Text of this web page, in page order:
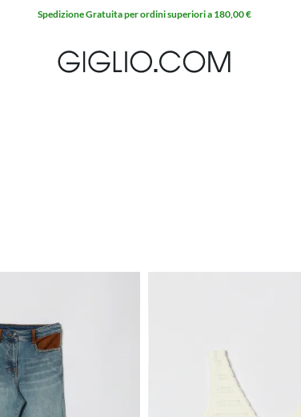
Spedizione Gratuita per ordini superiori a 180,00 €